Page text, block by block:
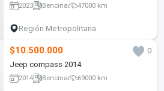
2023 Bencina 47000 km
Región Metropolitana
$10.500.000
0
Jeep compass 2014
2014 Bencina 69000 km